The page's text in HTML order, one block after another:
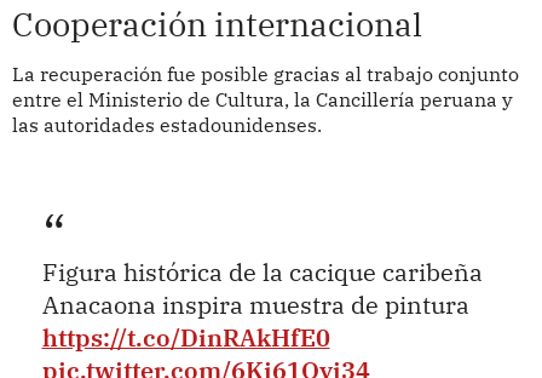
Cooperación internacional
La recuperación fue posible gracias al trabajo conjunto
entre el Ministerio de Cultura, la Cancillería peruana y
las autoridades estadounidenses.
Figura histórica de la cacique caribeña
Anacaona inspira muestra de pintura
https://t.co/DinRAkHfE0
pic.twitter.com/6Ki61Qyi34